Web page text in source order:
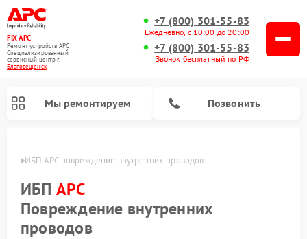
FIX-APC
Ремонт устройств APC
Специализированный
cервисный центр г.
Благовещенск
+7 (800) 301-55-83
Ежедневно, с 10:00 до 20:00
+7 (800) 301-55-83
Звонок бесплатный по РФ
Мы ремонтируем Позвонить
ИБП APC повреждение внутренних проводов
ИБП APC
Повреждение внутренних
проводов